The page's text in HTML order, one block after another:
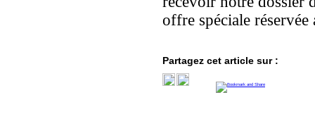
offre spéciale réservée
Partagez cet article sur :